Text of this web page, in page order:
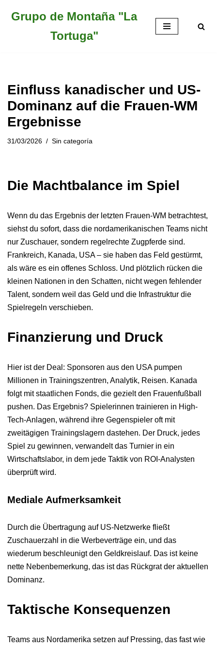
Grupo de Montaña "La
Tortuga"
Einfluss kanadischer und US-
Dominanz auf die Frauen-WM
Ergebnisse
31/03/2026 Sin categoría
Die Machtbalance im Spiel
Wenn du das Ergebnis der letzten Frauen-WM betrachtest,
siehst du sofort, dass die nordamerikanischen Teams nicht
nur Zuschauer, sondern regelrechte Zugpferde sind.
Frankreich, Kanada, USA – sie haben das Feld gestürmt,
als wäre es ein offenes Schloss. Und plötzlich rücken die
kleinen Nationen in den Schatten, nicht wegen fehlender
Talent, sondern weil das Geld und die Infrastruktur die
Spielregeln verschieben.
Finanzierung und Druck
Hier ist der Deal: Sponsoren aus den USA pumpen
Millionen in Trainingszentren, Analytik, Reisen. Kanada
folgt mit staatlichen Fonds, die gezielt den Frauenfußball
pushen. Das Ergebnis? Spielerinnen trainieren in High-
Tech-Anlagen, während ihre Gegenspieler oft mit
zweitägigen Trainingslagern dastehen. Der Druck, jedes
Spiel zu gewinnen, verwandelt das Turnier in ein
Wirtschaftslabor, in dem jede Taktik von ROI-Analysten
überprüft wird.
Mediale Aufmerksamkeit
Durch die Übertragung auf US-Netzwerke fließt
Zuschauerzahl in die Werbeverträge ein, und das
wiederum beschleunigt den Geldkreislauf. Das ist keine
nette Nebenbemerkung, das ist das Rückgrat der aktuellen
Dominanz.
Taktische Konsequenzen
Teams aus Nordamerika setzen auf Pressing, das fast wie